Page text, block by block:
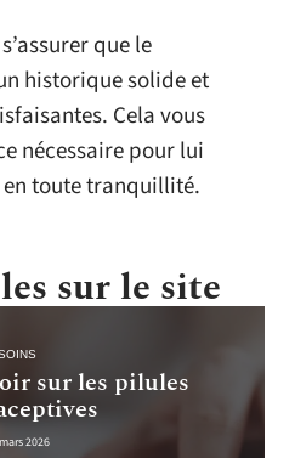
que le
historique solide et
Cela vous
nécessaire pour lui
toute tranquillité.
sur le site
sur les pilules
2026